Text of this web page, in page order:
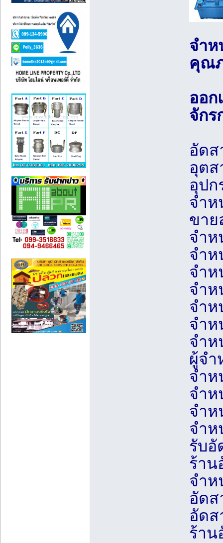
จำ
คุณ
ออก
จักร
อัด
อุตส
อุป
จำห
ขา
จำห
จำห
จำห
จำห
จำห
จำห
จำห
ผู้จำ
จำห
จำห
จำห
จำห
รับอั
ร้าน
จำห
อัดส
อัดส
ร้าน